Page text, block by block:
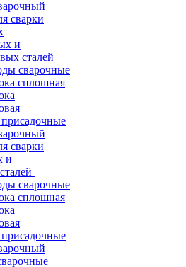
сварки
и
сталей
сварочные
сплошная
сварки
и
сварочные
сплошная